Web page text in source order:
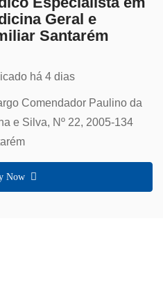
Geral e
Santarém
há 4 dias
Comendador Paulino da
e Silva, Nº 22, 2005-134
Now